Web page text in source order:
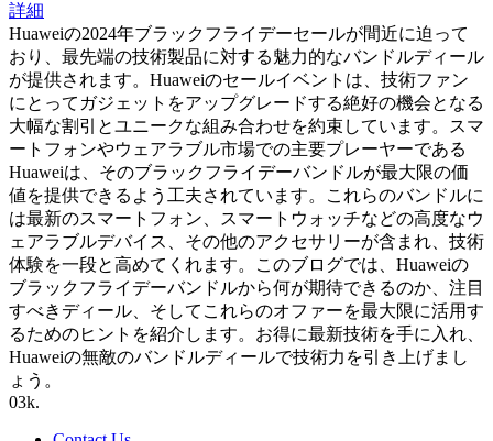
詳細
Huaweiの2024年ブラックフライデーセールが間近に迫って
おり、最先端の技術製品に対する魅力的なバンドルディール
が提供されます。Huaweiのセールイベントは、技術ファン
にとってガジェットをアップグレードする絶好の機会となる
大幅な割引とユニークな組み合わせを約束しています。スマ
ートフォンやウェアラブル市場での主要プレーヤーである
Huaweiは、そのブラックフライデーバンドルが最大限の価
値を提供できるよう工夫されています。これらのバンドルに
は最新のスマートフォン、スマートウォッチなどの高度なウ
ェアラブルデバイス、その他のアクセサリーが含まれ、技術
体験を一段と高めてくれます。このブログでは、Huaweiの
ブラックフライデーバンドルから何が期待できるのか、注目
すべきディール、そしてこれらのオファーを最大限に活用す
るためのヒントを紹介します。お得に最新技術を手に入れ、
Huaweiの無敵のバンドルディールで技術力を引き上げまし
ょう。
03k.